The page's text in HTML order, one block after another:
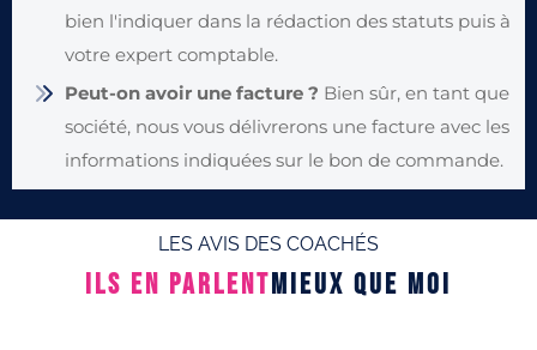
bien l'indiquer dans la rédaction des statuts puis à
votre expert comptable.
Peut-on avoir une facture ? Bien sûr, en tant que
société, nous vous délivrerons une facture avec les
informations indiquées sur le bon de commande.
LES AVIS DES COACHÉS
ILS EN PARLENTMIEUX QUE MOI